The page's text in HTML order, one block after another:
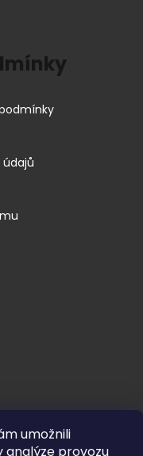
umožnili
analýze provozu